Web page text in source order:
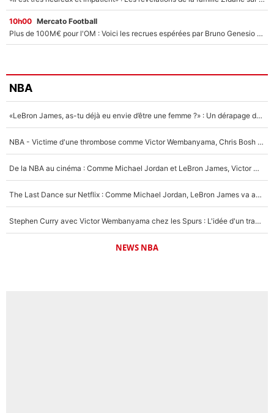
10h00 Mercato Football
Plus de 100M€ pour l'OM : Voici les recrues espérées par Bruno Genesio et Grégory Lorenzi après l’opération dégraissage
NBA
«LeBron James, as-tu déjà eu envie d’être une femme ?» : Un dérapage de Donald Trump sur la superstar de la NBA refait surface
NBA - Victime d'une thrombose comme Victor Wembanyama, Chris Bosh prévient le Français des risques sur sa santé : «J’ai failli mourir sur le coup et j’ai été ramené à la vie»
De la NBA au cinéma : Comme Michael Jordan et LeBron James, Victor Wembanyama rêve d'une carrière d'acteur !
The Last Dance sur Netflix : Comme Michael Jordan, LeBron James va avoir le droit à sa série !
Stephen Curry avec Victor Wembanyama chez les Spurs : L'idée d'un trade historique est lancée en NBA !
NEWS NBA